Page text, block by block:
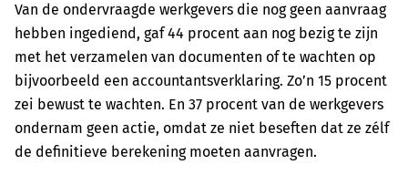
Van de ondervraagde werkgevers die nog geen aanvraag
hebben ingediend, gaf 44 procent aan nog bezig te zijn
met het verzamelen van documenten of te wachten op
bijvoorbeeld een accountantsverklaring. Zo’n 15 procent
zei bewust te wachten. En 37 procent van de werkgevers
ondernam geen actie, omdat ze niet beseften dat ze zélf
de definitieve berekening moeten aanvragen.